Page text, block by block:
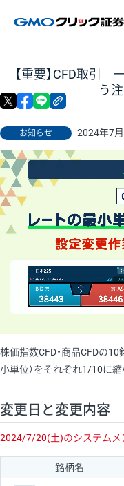
【重要】CFD取引
う
お知らせ 2024年7
X facebook
株価指数CFD・商品CFDの
小単位）をそれぞれ1/10に縮
変更日と変更内容
2024/7/20(土)のシステムメ
銘柄名